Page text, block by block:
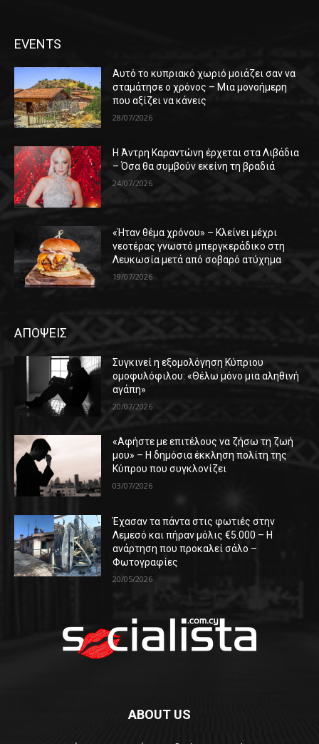
EVENTS
Αυτό το κυπριακό χωριό μοιάζει σαν να
σταμάτησε ο χρόνος – Μια μονοήμερη
που αξίζει να κάνεις
28/07/2026
Η Άντρη Καραντώνη έρχεται στα Λιβάδια
– Όσα θα συμβούν εκείνη τη βραδιά
24/07/2026
«Ήταν θέμα χρόνου» – Κλείνει μέχρι
νεοτέρας γνωστό μπεργκεράδικο στη
Λευκωσία μετά από σοβαρό ατύχημα
19/07/2026
ΑΠΟΨΕΙΣ
Συγκινεί η εξομολόγηση Κύπριου
ομοφυλόφιλου: «Θέλω μόνο μια αληθινή
αγάπη»
20/07/2026
«Αφήστε με επιτέλους να ζήσω τη ζωή
μου» – Η δημόσια έκκληση πολίτη της
Κύπρου που συγκλονίζει
03/07/2026
Έχασαν τα πάντα στις φωτιές στην
Λεμεσό και πήραν μόλις €5.000 – Η
ανάρτηση που προκαλεί σάλο –
Φωτογραφίες
20/05/2026
ABOUT US